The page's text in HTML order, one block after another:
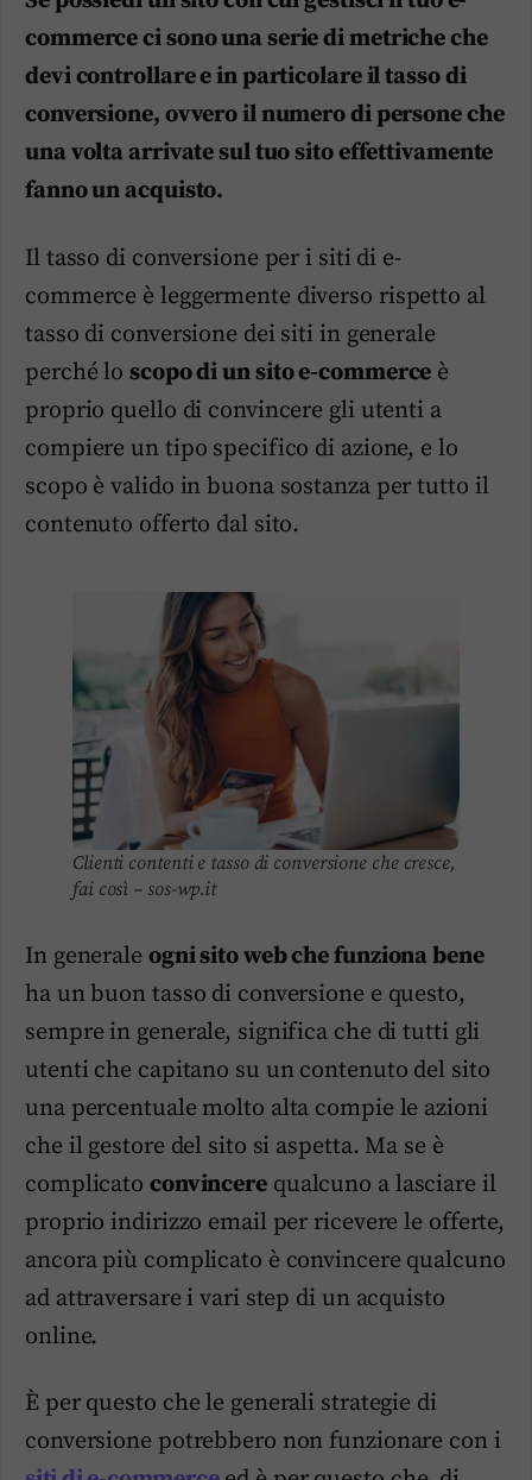
commerce ci sono una serie di metriche che
devi controllare e in particolare il tasso di
conversione, ovvero il numero di persone che
una volta arrivate sul tuo sito effettivamente
fanno un acquisto.
Il tasso di conversione per i siti di e-
commerce è leggermente diverso rispetto al
tasso di conversione dei siti in generale
perché loscopo di un sito e-commerce è
proprio quello di convincere gli utenti a
compiere un tipo specifico di azione, e lo
scopo è valido in buona sostanza per tutto il
contenuto offerto dal sito.
Clienti contenti e tasso di conversione che cresce,
fai così – sos-wp.it
In generale ogni sito web che funziona bene
ha un buon tasso di conversione e questo,
sempre in generale, significa che di tutti gli
utenti che capitano su un contenuto del sito
una percentuale molto alta compie le azioni
che il gestore del sito si aspetta. Ma se è
complicato convincerequalcuno a lasciare il
proprio indirizzo email per ricevere le offerte,
ancora più complicato è convincere qualcuno
ad attraversare i vari step di un acquisto
online.
È per questo che le generali strategie di
conversione potrebbero non funzionare con i